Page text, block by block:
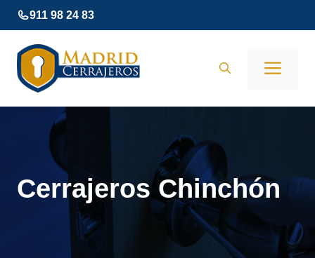
Saltar
al
contenido
911 98 24 83
Cerrajeros Chinchón